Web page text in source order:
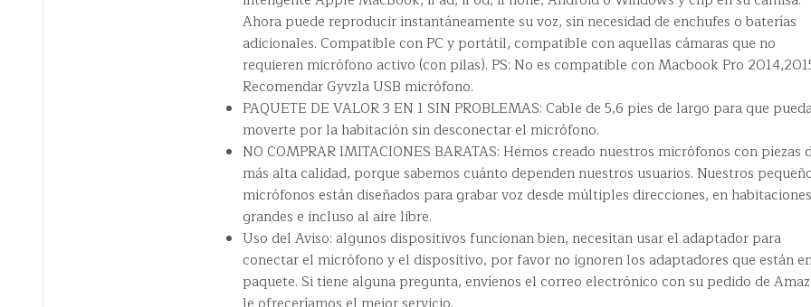
Ahora puede reproducir instantáneamente su voz, sin necesidad de enchufes o baterías
adicionales. Compatible con PC y portátil, compatible con aquellas cámaras que no
requieren micrófono activo (con pilas). PS: No es compatible con Macbook Pro
Recomendar Gyvzla USB micrófono.
PAQUETE DE VALOR 3 EN 1 SIN PROBLEMAS: Cable de 5,6 pies de largo para que
moverte por la habitación sin desconectar el micrófono.
NO COMPRAR IMITACIONES BARATAS: Hemos creado nuestros micrófonos con piezas
más alta calidad, porque sabemos cuánto dependen nuestros usuarios. Nuestros
micrófonos están diseñados para grabar voz desde múltiples direcciones, en habitaciones
grandes e incluso al aire libre.
Uso del Aviso: algunos dispositivos funcionan bien, necesitan usar el adaptador para
conectar el micrófono y el dispositivo, por favor no ignoren los adaptadores que están
paquete. Si tiene alguna pregunta, envíenos el correo electrónico con su pedido de